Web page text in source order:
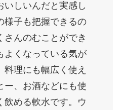
いしいんだと実感し
様子も把握できるの
さんのむことができ
よくなっている気が
料理にも幅広く使え
ー、お酒などにも使
飲める軟水です。ウ